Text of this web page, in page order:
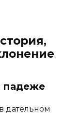
падеже
дательном